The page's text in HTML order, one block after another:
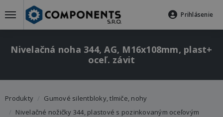
Prihlásenie
Nivelačná noha 344, AG, M16x108mm, plast+
oceľ. závit
Produkty
Gumové silentbloky, tlmiče, nohy
Nivelačné nožičky 344, plastové s pozinkovaným oceľovým